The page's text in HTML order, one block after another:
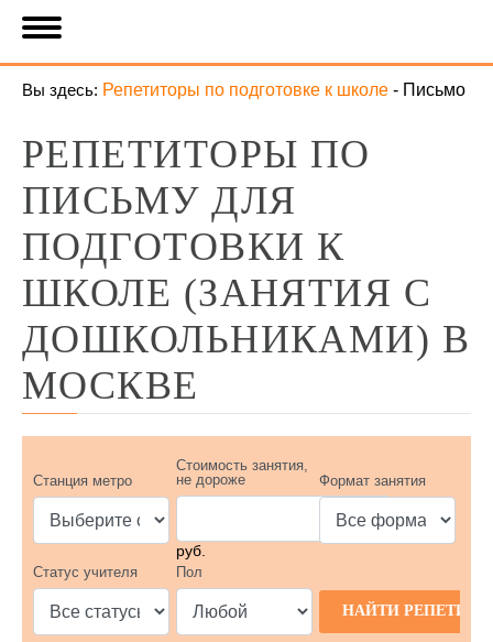
Вы здесь: Репетиторы по подготовке к школе - Письмо
РЕПЕТИТОРЫ ПО
ПИСЬМУ ДЛЯ
ПОДГОТОВКИ К
ШКОЛЕ (ЗАНЯТИЯ С
ДОШКОЛЬНИКАМИ) В
МОСКВЕ
Станция метро
Стоимость занятия,
не дороже
руб.
Формат занятия
Статус учителя Пол